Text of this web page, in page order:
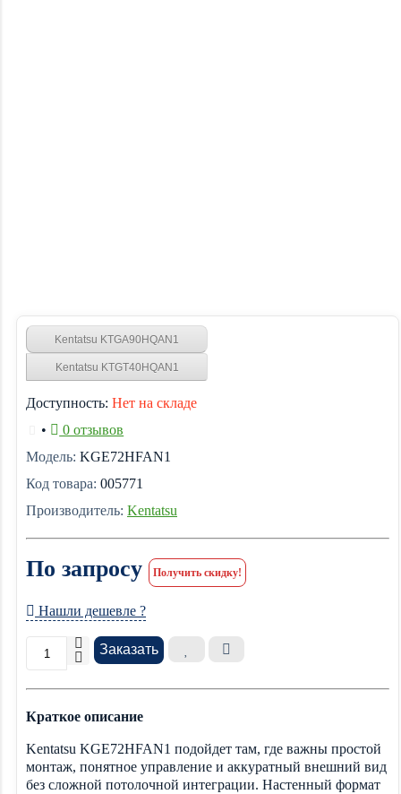
Kentatsu KTGA90HQAN1
Kentatsu KTGT40HQAN1
Доступность: Нет на складе
•
0 отзывов
Модель: KGE72HFAN1
Код товара: 005771
Производитель: Kentatsu
По запросу Получить скидку!
Нашли дешевле ?
Заказать
Краткое описание
Kentatsu KGE72HFAN1 подойдет там, где важны простой
монтаж, понятное управление и аккуратный внешний вид
без сложной потолочной интеграции. Настенный формат